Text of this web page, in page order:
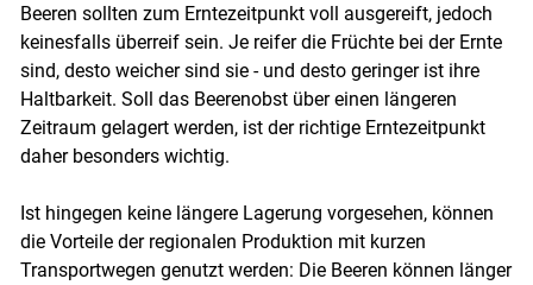
Skip to main content
Beeren sollten zum Erntezeitpunkt voll ausgereift, jedoch
keinesfalls überreif sein. Je reifer die Früchte bei der Ernte
sind, desto weicher sind sie - und desto geringer ist ihre
Haltbarkeit. Soll das Beerenobst über einen längeren
Zeitraum gelagert werden, ist der richtige Erntezeitpunkt
daher besonders wichtig.
Ist hingegen keine längere Lagerung vorgesehen, können
die Vorteile der regionalen Produktion mit kurzen
Transportwegen genutzt werden: Die Beeren können länger